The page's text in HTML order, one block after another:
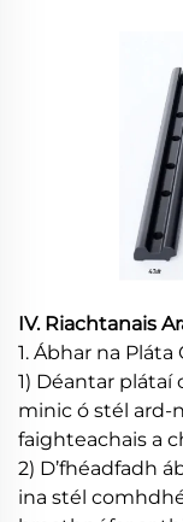
IV. Riachtanais
1. Ábhar na
1) Déantar
minic ó stél ard-
faighteachais a
2) D’fhéadfadh
ina stél